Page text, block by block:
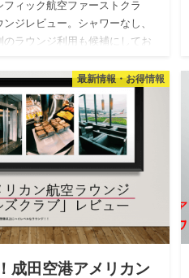
ィック航空ファーストクラ
ジレビュー。シャワーなし、
のラウンジ利用も候補にしてお
最新情報・お得情報
成田空港アメリカン